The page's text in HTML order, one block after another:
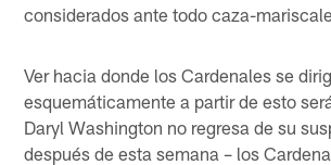
considerados ante todo caza-
Ver hacia donde los Cardenales se
esquemáticamente a partir de esto
Daryl Washington no regresa de su
después de esta semana – los